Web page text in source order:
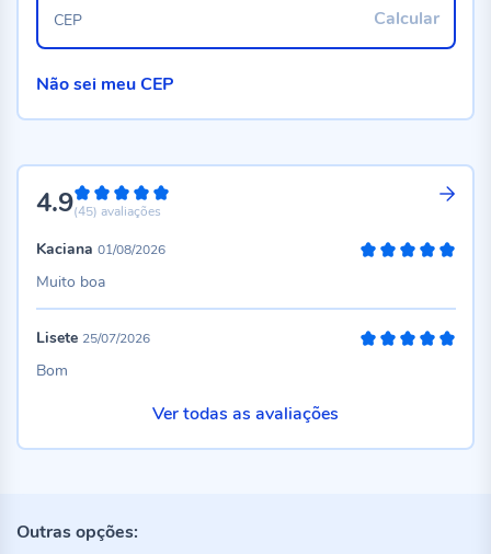
4.998%
(45) avaliações
Kaciana 01/08/2026
Muito boa
Lisete 25/07/2026
Bom
Ver todas as avaliações
Calcular
CEP
Não sei meu CEP
Outras opções: